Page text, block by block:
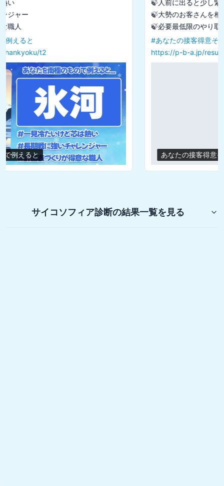
🍃人前に出ると少し緊張して本領が出せない
🍃大勢のお客さんを相手にするのは負担に感じる
🍃必要最低限のやり取りはできるが、笑顔がぎこちないかも
# あなたの接客得意そう度診断
https://p-b-a.jp/result/customer-service/lv2
あなたの接客得意そう度診断
サイコソフィア診断の結果一覧を見る